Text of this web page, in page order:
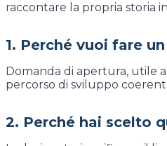
raccontare la propria storia
1. Perché vuoi fare
Domanda di apertura, utile
percorso di sviluppo
2. Perché hai scelto